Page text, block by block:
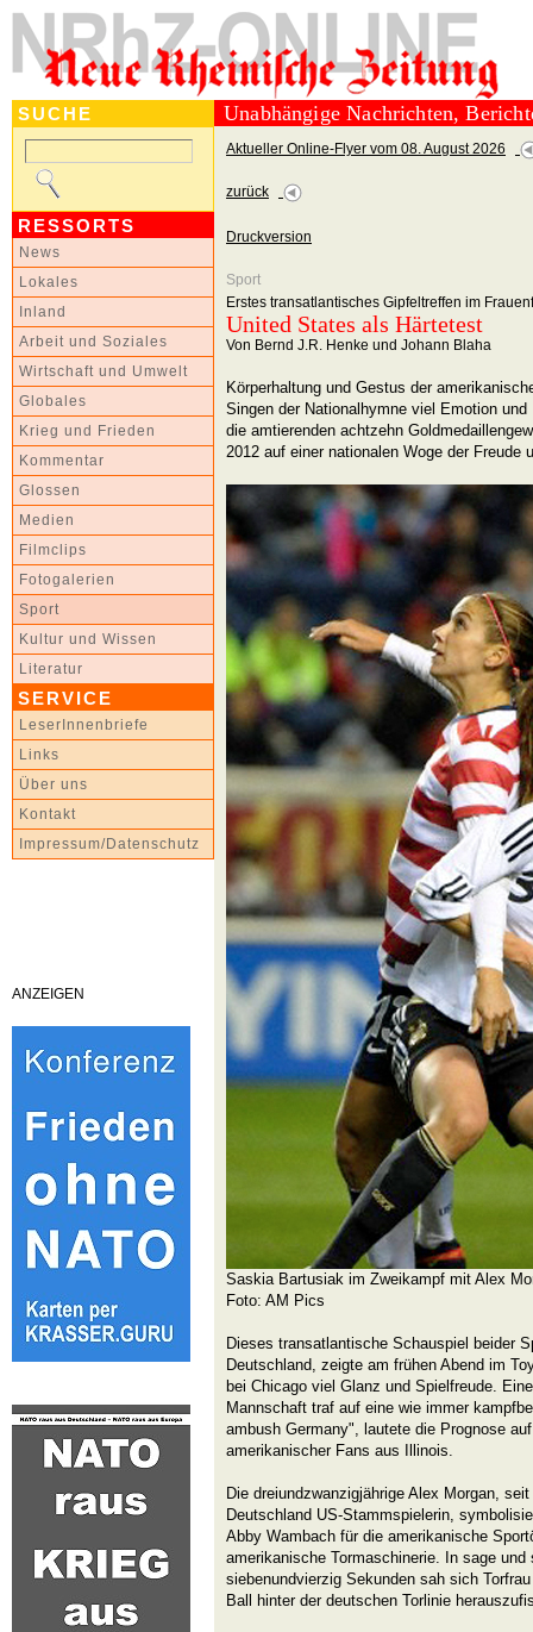
SUCHE
RESSORTS
News
Lokales
Inland
Arbeit und Soziales
Wirtschaft und Umwelt
Globales
Krieg und Frieden
Kommentar
Glossen
Medien
Filmclips
Fotogalerien
Sport
Kultur und Wissen
Literatur
SERVICE
LeserInnenbriefe
Links
Über uns
Kontakt
Impressum/Datenschutz
ANZEIGEN
Unabhängige Nachrichten,
Aktueller Online-Flyer vom 08. August 2026
zurück
Druckversion
Sport
Erstes transatlantisches Gipfeltreffen im
United States als Härtetest
Von Bernd J.R. Henke und Johann Blaha
Körperhaltung und Gestus der
Singen der Nationalhymne viel Emotion
die amtierenden achtzehn
2012 auf einer nationalen Woge der Freude
Saskia Bartusiak im Zweikampf mit Alex
Foto: AM Pics
Dieses transatlantische Schauspiel beider
Deutschland, zeigte am frühen Abend im
bei Chicago viel Glanz und Spielfreude.
Mannschaft traf auf eine wie immer
ambush Germany", lautete die Prognose
amerikanischer Fans aus Illinois.
Die dreiundzwanzigjährige Alex Morgan,
Deutschland US-Stammspielerin,
Abby Wambach für die amerikanische
amerikanische Tormaschinerie. In sage und
siebenundvierzig Sekunden sah sich
Ball hinter der deutschen Torlinie